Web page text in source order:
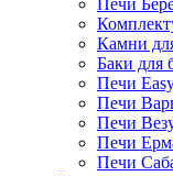
Печи
Камни
Баки для
Печи
Печи
Печи
Печи
Печи